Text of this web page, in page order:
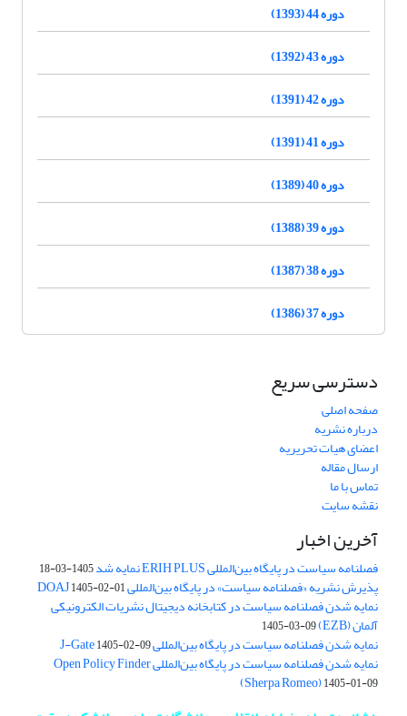
دوره 44 (1393)
دوره 43 (1392)
دوره 42 (1391)
دوره 41 (1391)
دوره 40 (1389)
دوره 39 (1388)
دوره 38 (1387)
دوره 37 (1386)
دسترسی سریع
صفحه اصلی
درباره نشریه
اعضای هیات تحریریه
ارسال مقاله
تماس با ما
نقشه سایت
آخرین اخبار
فصلنامه سیاست در پایگاه بین‌المللی ERIH PLUS نمایه شد 1405-03-18
پذیرش نشریه «فصلنامه سیاست» در پایگاه بین‌المللی DOAJ1405-02-01
نمایه شدن فصلنامه سیاست در کتابخانه دیجیتال نشریات الکترونیکی
آلمان (EZB) 1405-03-09
نمایه شدن فصلنامه سیاست در پایگاه بین‌المللی J-Gate1405-02-09
نمایه شدن فصلنامه سیاست در پایگاه بین‌المللی Open Policy Finder
(Sherpa Romeo)1405-01-09